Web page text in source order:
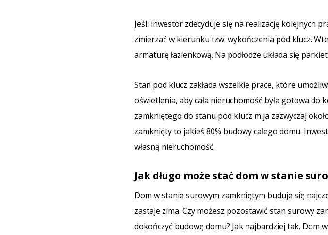
Jeśli inwestor zdecyduje się na realizację kolejnych
zmierzać w kierunku tzw. wykończenia pod klucz.
armaturę łazienkową. Na podłodze układa się
Stan pod klucz zakłada wszelkie prace, które
oświetlenia, aby cała nieruchomość była gotowa
zamkniętego do stanu pod klucz mija zazwyczaj
zamknięty to jakieś 80% budowy całego domu.
własną nieruchomość.
Jak długo może stać dom w stanie
Dom w stanie surowym zamkniętym buduje się
zastaje zima. Czy możesz pozostawić stan surowy
dokończyć budowę domu? Jak najbardziej tak. Dom